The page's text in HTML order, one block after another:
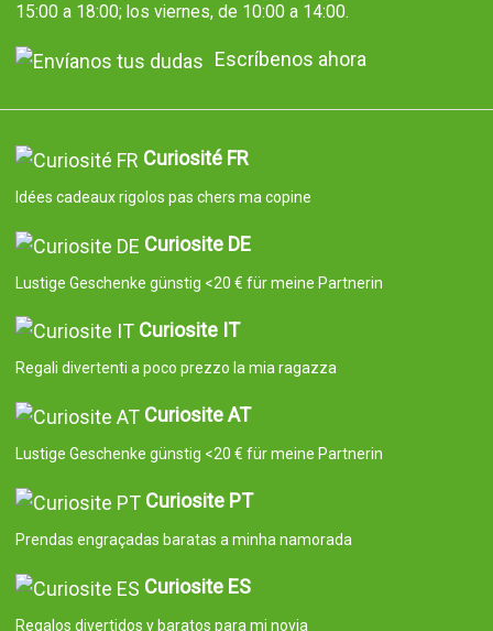
15:00 a 18:00; los viernes, de 10:00 a 14:00.
Escríbenos ahora
Curiosité FR
Idées cadeaux rigolos pas chers ma copine
Curiosite DE
Lustige Geschenke günstig <20 € für meine Partnerin
Curiosite IT
Regali divertenti a poco prezzo la mia ragazza
Curiosite AT
Lustige Geschenke günstig <20 € für meine Partnerin
Curiosite PT
Prendas engraçadas baratas a minha namorada
Curiosite ES
Regalos divertidos y baratos para mi novia